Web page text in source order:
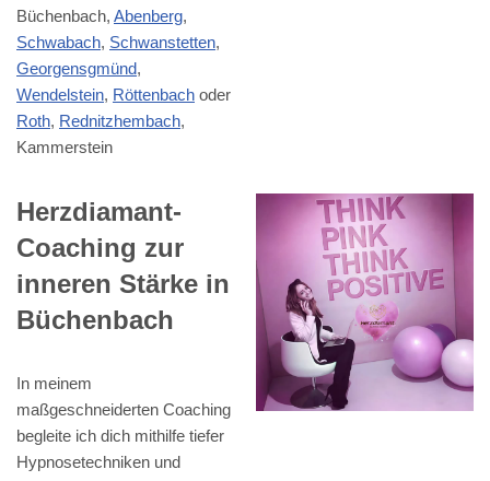
Büchenbach, Abenberg,
Schwabach, Schwanstetten,
Georgensgmünd,
Wendelstein, Röttenbach oder
Roth, Rednitzhembach,
Kammerstein
Herzdiamant-
Coaching zur
inneren Stärke in
Büchenbach
In meinem
maßgeschneiderten Coaching
begleite ich dich mithilfe tiefer
Hypnosetechniken und